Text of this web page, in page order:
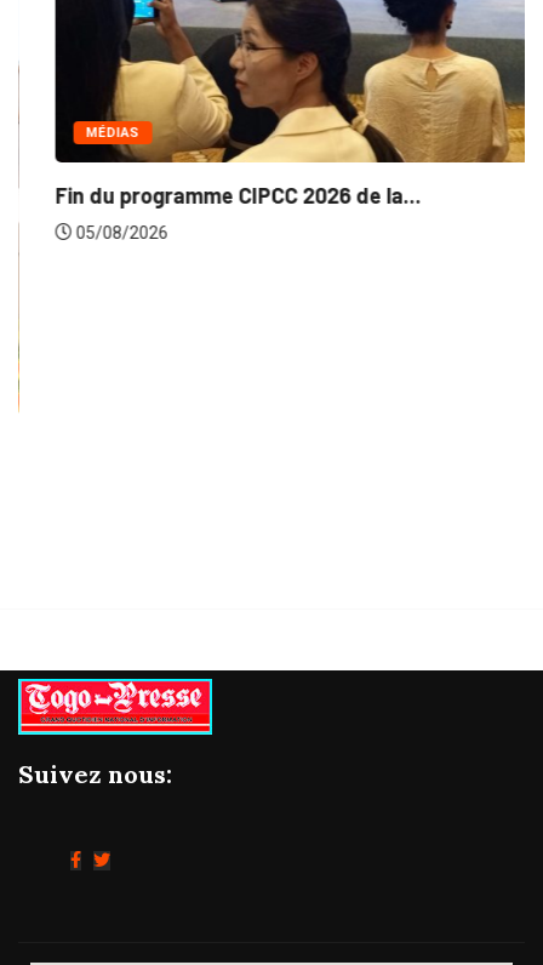
MÉDIAS
Fin du programme CIPCC 2026 de la...
05/08/2026
Suivez nous: